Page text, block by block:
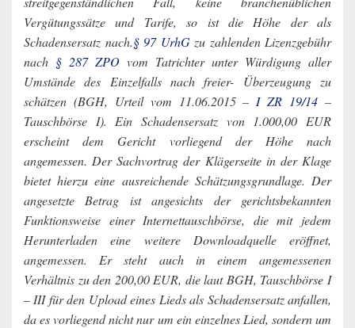
Vergütungssätze und Tarife, so ist die Höhe der als
Schadensersatz nach.§ 97 UrhGzu zahlenden Lizenzgebühr
nach § 287 ZPO vom Tatrichter unter Würdigung aller
Umstände des Einzelfalls nach freier- Überzeugung zu
schätzen (BGH, Urteil vom 11.06.2015 – I ZR 19/14 –
Tauschbörse I). Ein Schadensersatz von 1.000,00 EUR
erscheint dem Gericht vorliegend der Höhe nach
angemessen. Der Sachvortrag der Klägerseite in der Klage
bietet hierzu eine ausreichende Schätzungsgrundlage. Der
angesetzte Betrag ist angesichts der gerichtsbekannten
Funktionsweise einer Internettauschbörse, die mit jedem
Herunterladen eine weitere Downloadquelle eröffnet,
angemessen. Er steht auch in einem angemessenen
Verhältnis zu den 200,00 EUR, die laut BGH, Tauschbörse I
– III für den Upload eines Lieds als Schadensersatz anfallen,
da es vorliegend nicht nur um ein einzelnes Lied, sondern um